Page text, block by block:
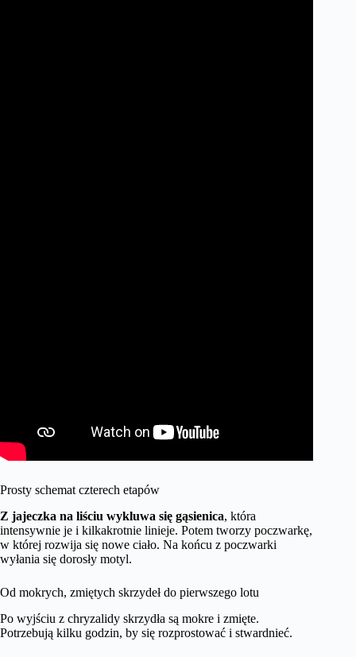
Prosty schemat czterech etapów
Z jajeczka na liściu wykluwa się gąsienica, która
intensywnie je i kilkakrotnie linieje. Potem tworzy poczwarkę,
w której rozwija się nowe ciało. Na końcu z poczwarki
wyłania się dorosły motyl.
Od mokrych, zmiętych skrzydeł do pierwszego lotu
Po wyjściu z chryzalidy skrzydła są mokre i zmięte.
Potrzebują kilku godzin, by się rozprostować i stwardnieć.